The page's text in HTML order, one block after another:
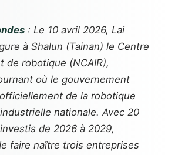
: Le 10 avril 2026, Lai
à Shalun (Tainan) le Centre
de robotique (NCAIR),
où le gouvernement
de la robotique
nationale. Avec 20
de 2026 à 2029,
faire naître trois entreprises